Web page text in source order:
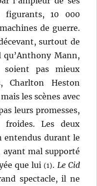
figurants, 10 000
de guerre.
surtout de
Mann,
soient pas mieux
Charlton Heston
les scènes avec
leurs promesses,
froides. Les deux
entendus durant le
mal supporté
que lui(1). Le Cid
spectacle, il ne